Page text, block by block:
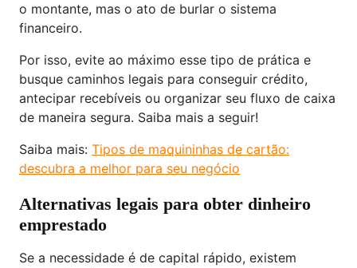
o montante, mas o ato de burlar o sistema
financeiro.
Por isso, evite ao máximo esse tipo de prática e
busque caminhos legais para conseguir crédito,
antecipar recebíveis ou organizar seu fluxo de caixa
de maneira segura. Saiba mais a seguir!
Saiba mais: Tipos de maquininhas de cartão:
descubra a melhor para seu negócio
Alternativas legais para obter dinheiro
emprestado
Se a necessidade é de capital rápido, existem